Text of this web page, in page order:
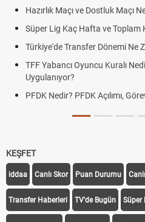
Hazırlık Maçı ve Dostluk Maçı
Süper Lig Kaç Hafta ve Toplam
Türkiye'de Transfer Dönemi Ne
TFF Yabancı Oyuncu Kuralı
Uygulanıyor?
PFDK Nedir? PFDK Açılımı,
KEŞFET
iddaa Canlı Skor Puan Durumu
Transfer Haberleri TV'de Bugün Süper